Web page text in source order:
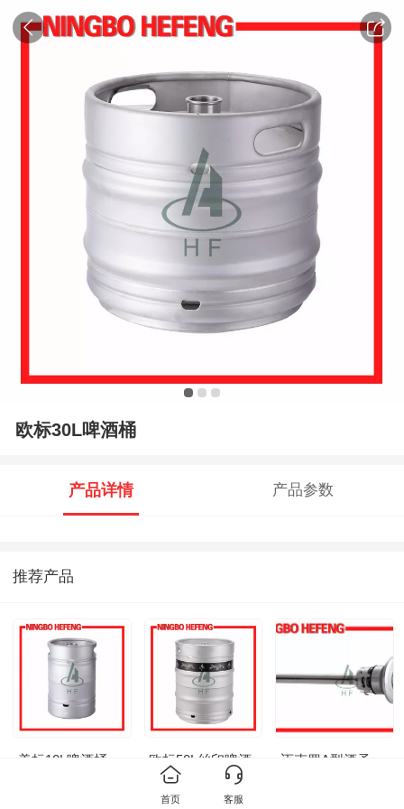
欧标30L啤酒桶
产品详情 产品参数
推荐产品
美标10L啤酒桶
欧标50L丝印啤酒
桶
迈克罗A型酒矛
首页 客服